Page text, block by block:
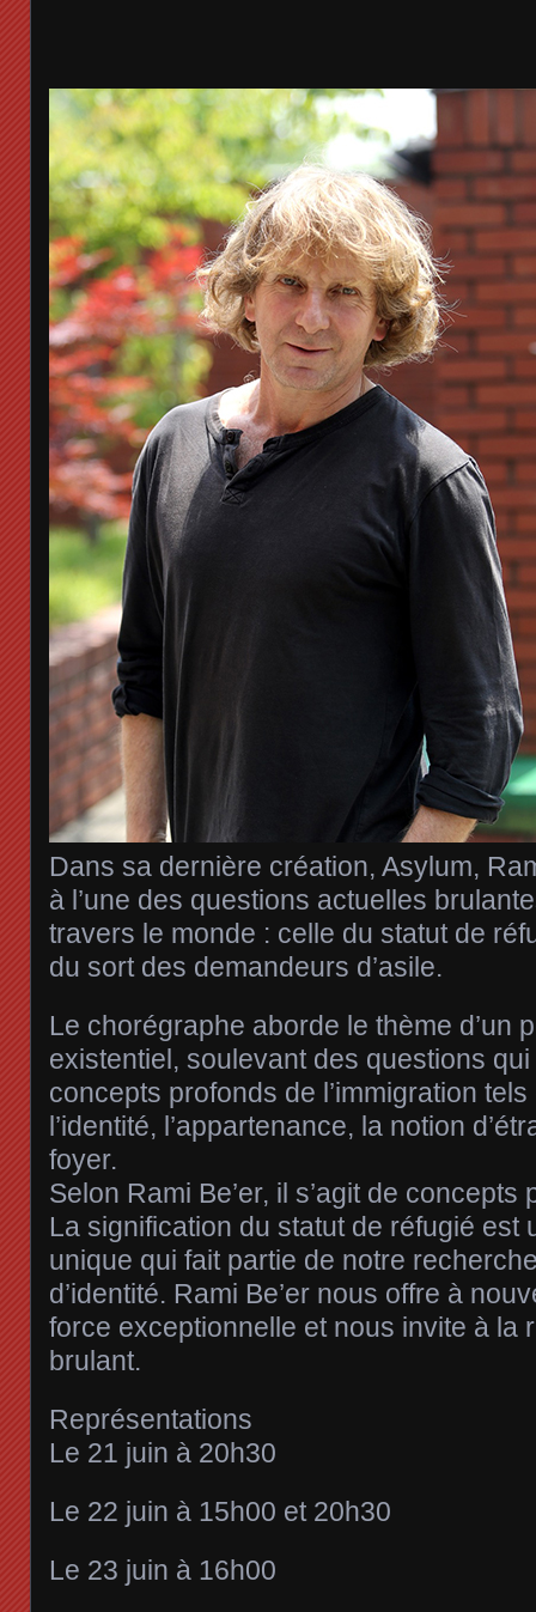
Dans sa dernière création, Asylum,
à l’une des questions actuelles
travers le monde : celle du statut de
du sort des demandeurs d’asile.
Le chorégraphe aborde le thème d’un
existentiel, soulevant des questions
concepts profonds de l’immigration
l’identité, l’appartenance, la notion
foyer.
Selon Rami Be’er, il s’agit de
La signification du statut de réfugié est
unique qui fait partie de notre
d’identité. Rami Be’er nous offre à
force exceptionnelle et nous invite à la
brulant.
Représentations
Le 21 juin à 20h30
Le 22 juin à 15h00 et 20h30
Le 23 juin à 16h00